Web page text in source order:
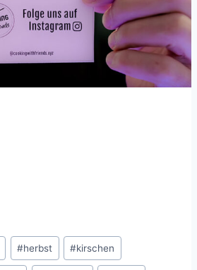
#herbst #kirschen